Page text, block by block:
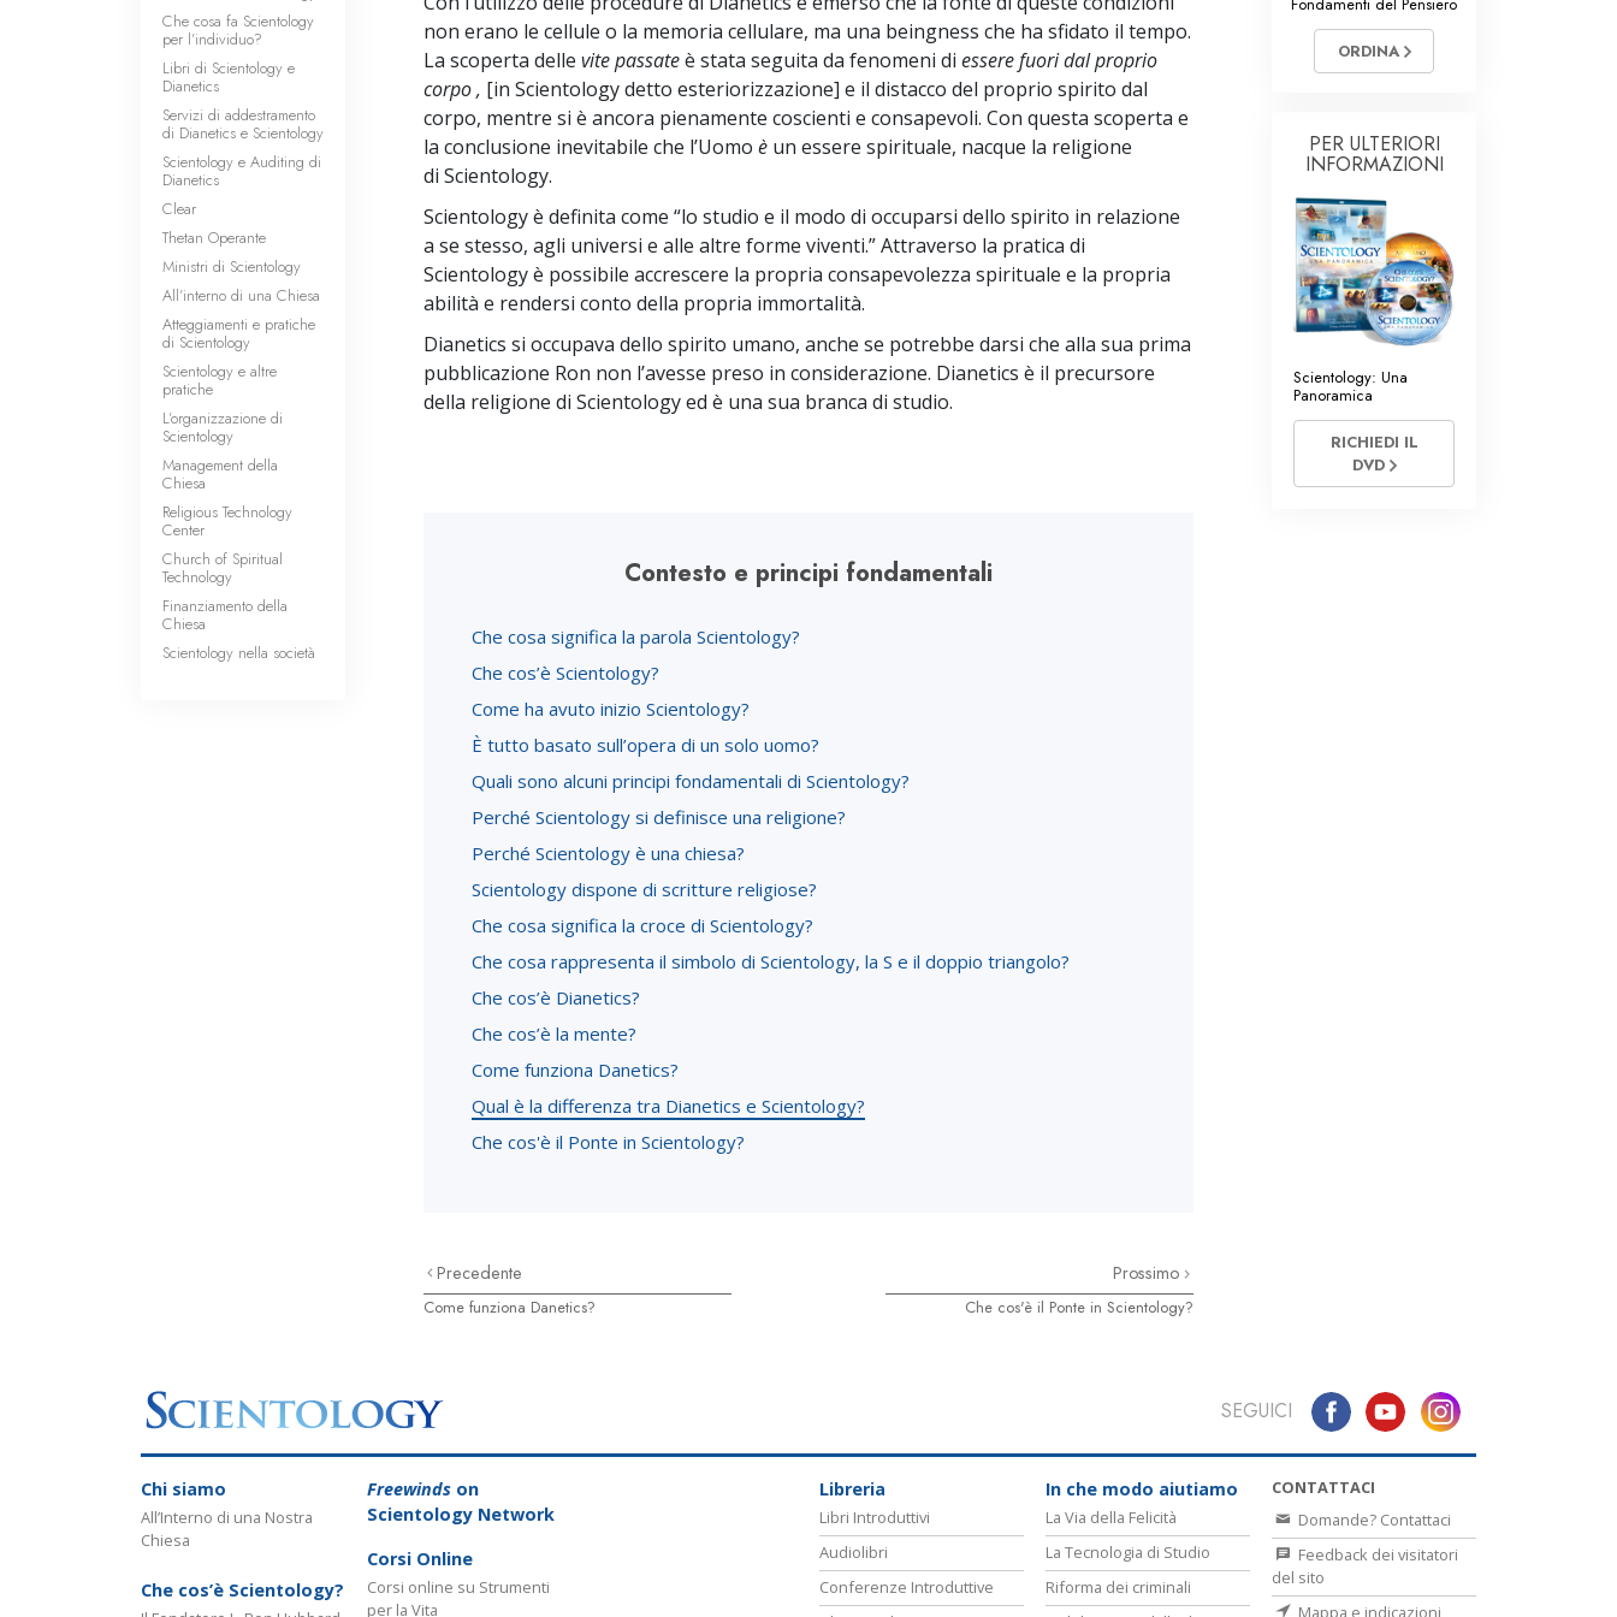
Amore e Odio:
Che Cos’è la Grandezza?
Ministri Volontari di Scientology
non erano le cellule o la memoria cellulare, ma una beingness che ha sfidato il tempo.
La scoperta delle vite passateè stata seguita da fenomeni di essere fuori dal proprio
corpo, [in Scientology detto esteriorizzazione] e il distacco del proprio spirito dal
corpo, mentre si è ancora pienamente coscienti e consapevoli. Con questa scoperta e
la conclusione inevitabile che l’Uomo è un essere spirituale, nacque la religione
di Scientology.
Scientology è definita come “lo studio e il modo di occuparsi dello spirito in relazione
a se stesso, agli universi e alle altre forme viventi.” Attraverso la pratica di
Scientology è possibile accrescere la propria consapevolezza spirituale e la propria
abilità e rendersi conto della propria immortalità.
Dianetics si occupava dello spirito umano, anche se potrebbe darsi che alla sua prima
pubblicazione Ron non l’avesse preso in considerazione. Dianetics è il precursore
della religione di Scientology ed è una sua branca di studio.
Contesto e principi fondamentali
Che cosa significa la parola Scientology?
Che cos’è Scientology?
Come ha avuto inizio Scientology?
È tutto basato sull’opera di un solo uomo?
Quali sono alcuni principi fondamentali di Scientology?
Perché Scientology si definisce una religione?
Perché Scientology è una chiesa?
Scientology dispone di scritture religiose?
Che cosa significa la croce di Scientology?
Che cosa rappresenta il simbolo di Scientology, la S e il doppio triangolo?
Che cos’è Dianetics?
Che cos’è la mente?
Come funziona Danetics?
Qual è la differenza tra Dianetics e Scientology?
Che cos'è il Ponte in Scientology?
Precedente
Come funziona Danetics?
Prossimo
Che cos'è il Ponte in Scientology?
Che cosa fa Scientology
per l’individuo?
Libri di Scientology e
Dianetics
Servizi di addestramento
di Dianetics e Scientology
Scientology e Auditing di
Dianetics
Clear
Thetan Operante
Ministri di Scientology
All’interno di una Chiesa
Atteggiamenti e pratiche
di Scientology
Scientology e altre
pratiche
L’organizzazione di
Scientology
Management della
Chiesa
Religious Technology
Center
Church of Spiritual
Technology
Finanziamento della
Chiesa
Scientology nella società
Fondamenti del Pensiero
ORDINA
PER ULTERIORI
INFORMAZIONI
Scientology: Una
Panoramica
RICHIEDI IL
DVD
SEGUICI
Chi siamo
All’Interno di una Nostra
Chiesa
Che cos’è Scientology?
Freewinds on
Scientology Network
Corsi Online
Corsi online su Strumenti
per la Vita
Libreria
Libri Introduttivi
Audiolibri
Conferenze Introduttive
In che modo aiutiamo
La Via della Felicità
La Tecnologia di Studio
Riforma dei criminali
CONTATTACI
Domande? Contattaci
Feedback dei visitatori
del sito